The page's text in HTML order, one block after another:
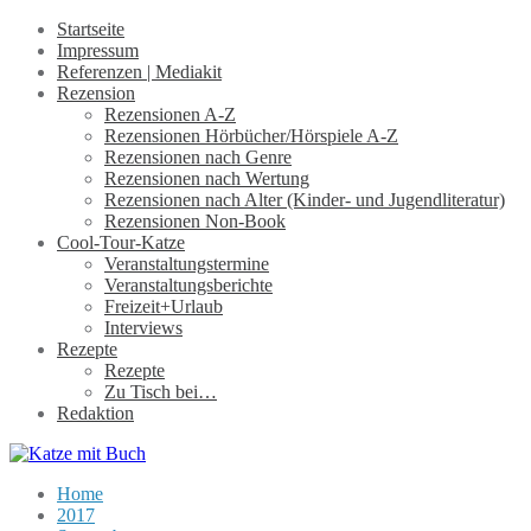
Startseite
Impressum
Referenzen | Mediakit
Rezension
Rezensionen A-Z
Rezensionen Hörbücher/Hörspiele A-Z
Rezensionen nach Genre
Rezensionen nach Wertung
Rezensionen nach Alter (Kinder- und Jugendliteratur)
Rezensionen Non-Book
Cool-Tour-Katze
Veranstaltungstermine
Veranstaltungsberichte
Freizeit+Urlaub
Interviews
Rezepte
Rezepte
Zu Tisch bei…
Redaktion
Home
2017